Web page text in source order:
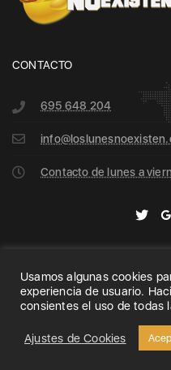
CONTACTO
695 648 204
Contacto de lunes a
Home Archive Search
Usamos algunas cookies
experiencia de usuario.
consientes el uso de todas
Ajustes de Cookies